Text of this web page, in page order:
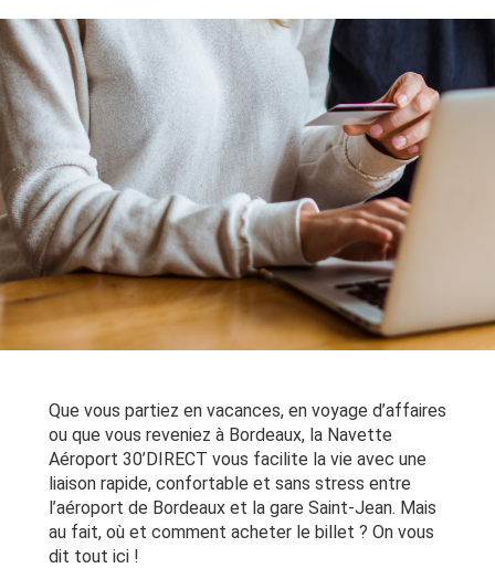
Que vous partiez en vacances, en voyage d’affaires
ou que vous reveniez à Bordeaux, la Navette
Aéroport 30’DIRECT vous facilite la vie avec une
liaison rapide, confortable et sans stress entre
l’aéroport de Bordeaux et la gare Saint-Jean. Mais
au fait, où et comment acheter le billet ? On vous
dit tout ici !